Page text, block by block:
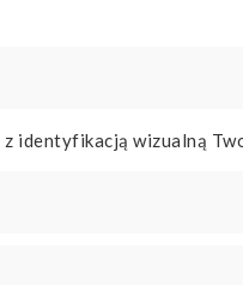
z identyfikacją wizualną